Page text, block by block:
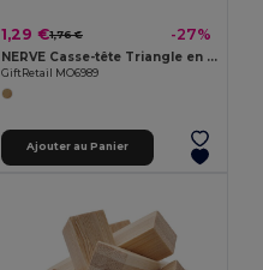
1,29 €1,76 € -27%
NERVE Casse-tête Triangle en bois
GiftRetail MO6989
Ajouter au Panier